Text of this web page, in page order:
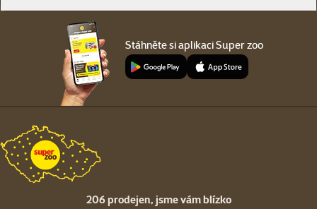
Stáhněte si aplikaci Super zoo
206 prodejen, jsme vám blízko